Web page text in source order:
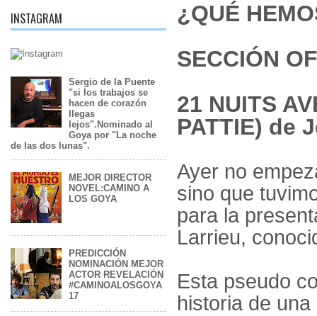
INSTAGRAM
Sergio de la Puente
"si los trabajos se
hacen de corazón
llegas
lejos".Nominado al
Goya por "La noche
de las dos lunas".
MEJOR DIRECTOR
NOVEL:CAMINO A
LOS GOYA
PREDICCIÓN
NOMINACIÓN MEJOR
ACTOR REVELACIÓN
#CAMINOALOSGOYA
17
¿QUÉ
SECCIÓN
21 NUITS
PATTIE) de
Ayer no
sino que
para la
Larrieu,
Esta pseudo
historia de